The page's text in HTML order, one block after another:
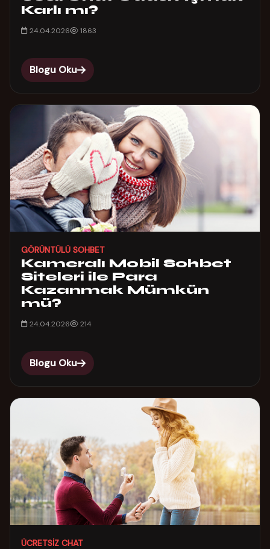
Karlı mı?
24.04.2026 1863
Blogu Oku
GÖRÜNTÜLÜ SOHBET
Kameralı Mobil Sohbet
Siteleri ile Para
Kazanmak Mümkün
mü?
24.04.2026 214
Blogu Oku
ÜCRETSIZ CHAT